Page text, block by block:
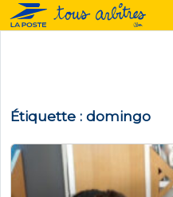
Étiquette : domingo